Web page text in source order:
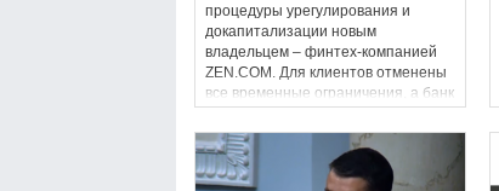
процедуры урегулирования и
докапитализации новым
владельцем – финтех-компанией
ZEN.COM. Для клиентов отменены
все временные ограничения, а банк
вернулся к обычной деятельности.